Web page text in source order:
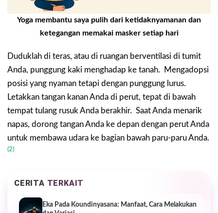
Yoga membantu saya pulih dari ketidaknyamanan dan
ketegangan memakai masker setiap hari
Duduklah di teras, atau di ruangan berventilasi di tumit
Anda, punggung kaki menghadap ke tanah. Mengadopsi
posisi yang nyaman tetapi dengan punggung lurus.
Letakkan tangan kanan Anda di perut, tepat di bawah
tempat tulang rusuk Anda berakhir. Saat Anda menarik
napas, dorong tangan Anda ke depan dengan perut Anda
untuk membawa udara ke bagian bawah paru-paru Anda.
(2)
CERITA TERKAIT
Eka Pada Koundinyasana: Manfaat, Cara Melakukan